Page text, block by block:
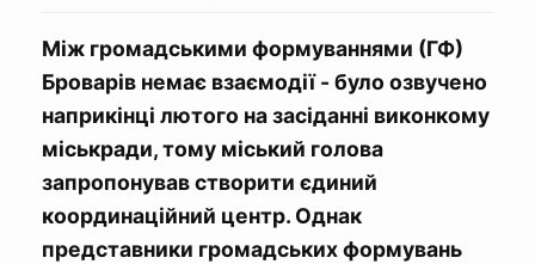
Між громадськими формуваннями (ГФ)
Броварів немає взаємодії - було озвучено
наприкінці лютого на засіданні виконкому
міськради, тому міський голова
запропонував створити єдиний
координаційний центр. Однак
представники громадських формувань